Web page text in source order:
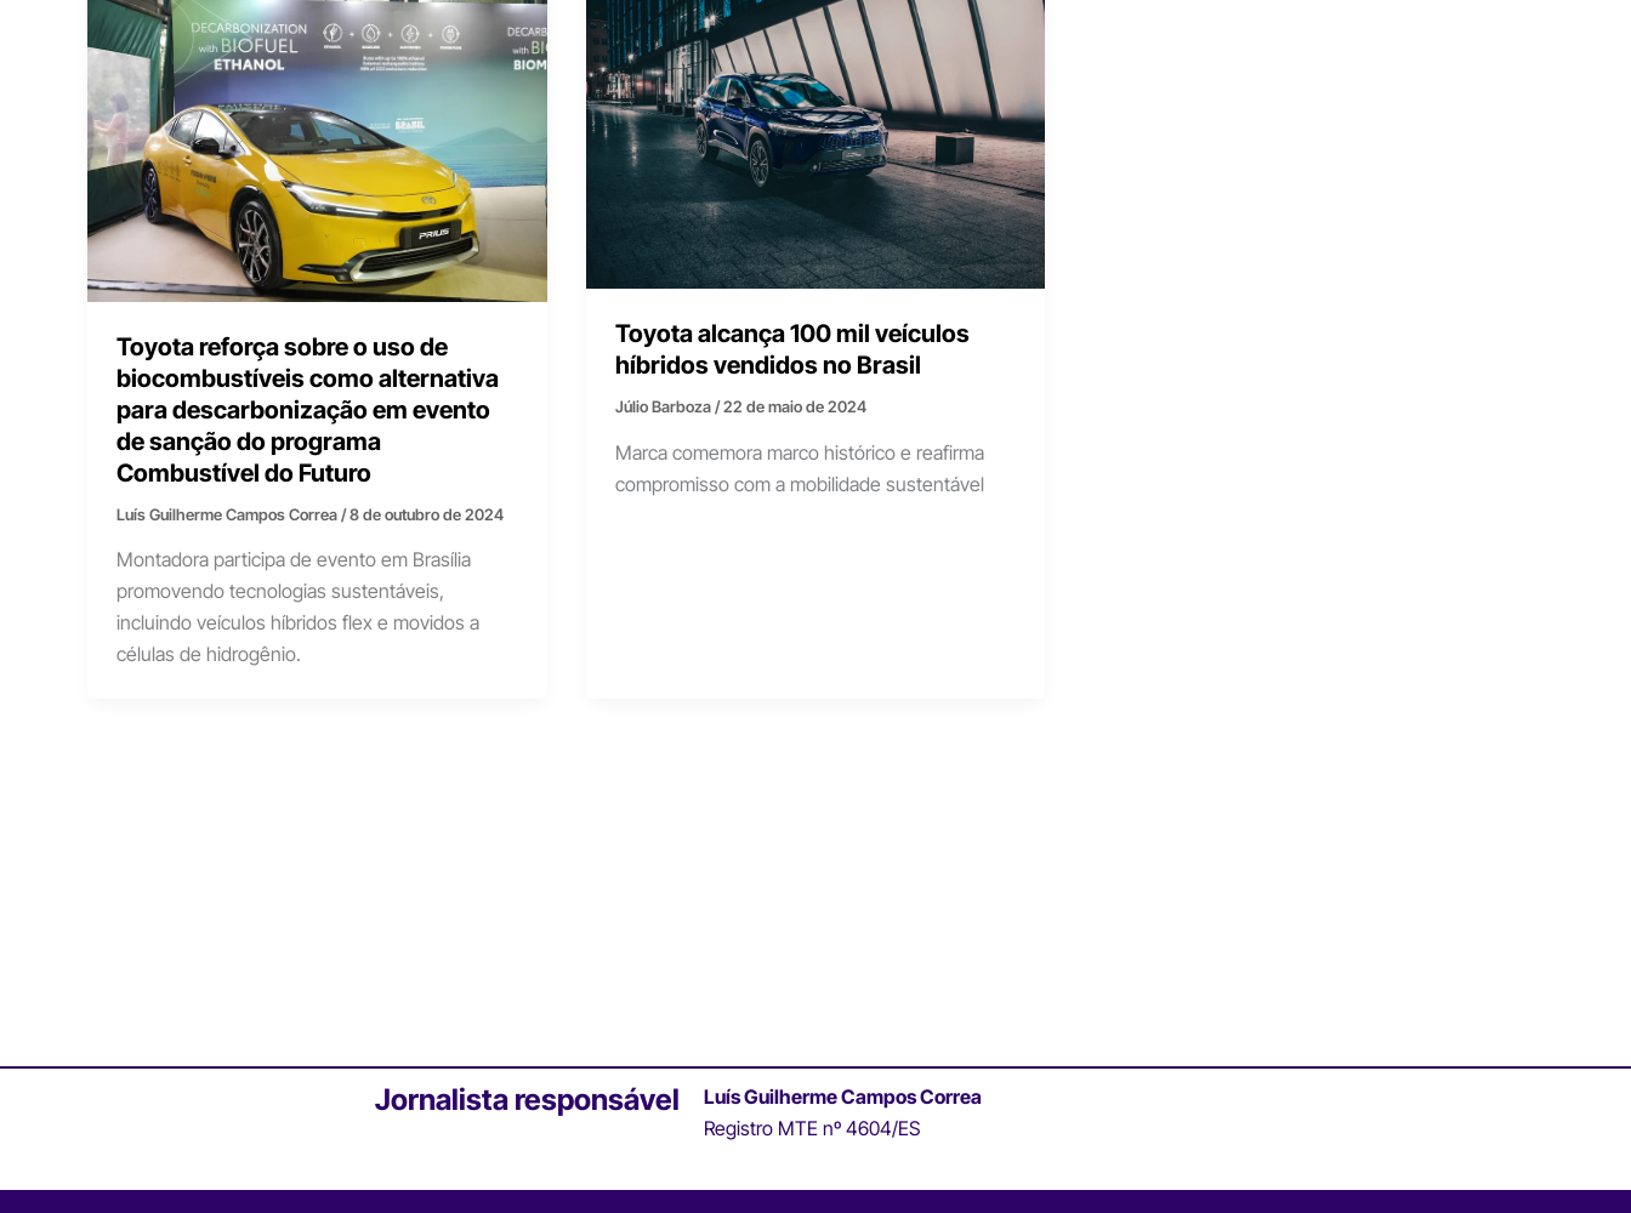
Toyota reforça sobre o uso de
biocombustíveis como alternativa
para descarbonização em evento
de sanção do programa
Combustível do Futuro
Luís Guilherme Campos Correa/8 de outubro de 2024
Montadora participa de evento em Brasília
promovendo tecnologias sustentáveis,
incluindo veículos híbridos flex e movidos a
células de hidrogênio.
Toyota alcança 100 mil veículos
híbridos vendidos no Brasil
Júlio Barboza/22 de maio de 2024
Marca comemora marco histórico e reafirma
compromisso com a mobilidade sustentável
Jornalista responsável
Luís Guilherme Campos Correa
Registro MTE nº 4604/ES